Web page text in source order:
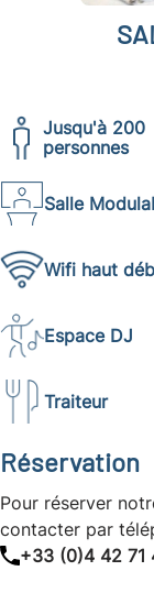
Jusqu'à 200
personnes
Salle
Wifi haut
Espace DJ
Traiteur
Réservation
Pour réserver
contacter par
+33 (0)4 42 71